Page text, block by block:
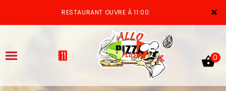
×
RESTAURANT OUVRE À 11:00
0